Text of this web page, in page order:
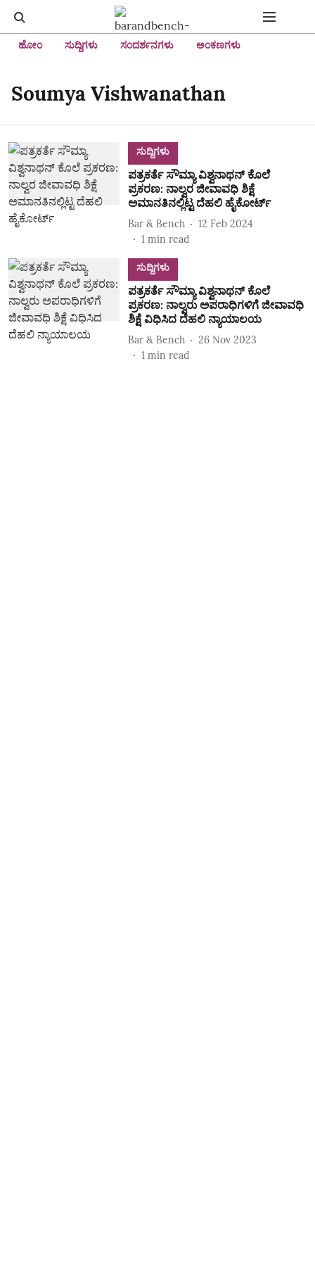
ಹೋಂ ಸುದ್ದಿಗಳು ಸಂದರ್ಶನಗಳು ಅಂಕಣಗಳು
Soumya Vishwanathan
ಸುದ್ದಿಗಳು
ಪತ್ರಕರ್ತೆ ಸೌಮ್ಯಾ ವಿಶ್ವನಾಥನ್ ಕೊಲೆ
ಪ್ರಕರಣ: ನಾಲ್ವರ ಜೀವಾವಧಿ ಶಿಕ್ಷೆ
ಅಮಾನತಿನಲ್ಲಿಟ್ಟ ದೆಹಲಿ ಹೈಕೋರ್ಟ್
Bar & Bench
12 Feb 2024
1 min read
ಸುದ್ದಿಗಳು
ಪತ್ರಕರ್ತೆ ಸೌಮ್ಯಾ ವಿಶ್ವನಾಥನ್ ಕೊಲೆ
ಪ್ರಕರಣ: ನಾಲ್ವರು ಅಪರಾಧಿಗಳಿಗೆ ಜೀವಾವಧಿ
ಶಿಕ್ಷೆ ವಿಧಿಸಿದ ದೆಹಲಿ ನ್ಯಾಯಾಲಯ
Bar & Bench
26 Nov 2023
1 min read